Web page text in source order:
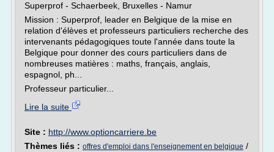
Superprof - Schaerbeek, Bruxelles - Namur
Mission : Superprof, leader en Belgique de la mise en
relation d'élèves et professeurs particuliers recherche des
intervenants pédagogiques toute l'année dans toute la
Belgique pour donner des cours particuliers dans de
nombreuses matières : maths, français, anglais,
espagnol, ph...
Professeur particulier...
Lire la suite
Site : http://www.optioncarriere.be
Thèmes liés : offres d'emploi dans l'enseignement en belgique /